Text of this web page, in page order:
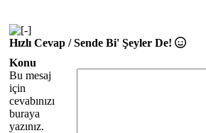
Hızlı Cevap / Sende Bi' Şeyler De!
Konu
Bu mesaj
için
cevabınızı
buraya
yazınız.